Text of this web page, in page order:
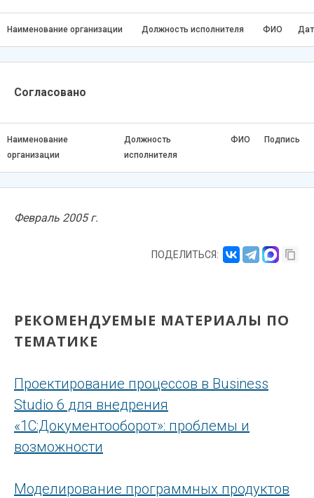
Наименование организации Должность исполнителя ФИО
Согласовано
Наименование
организации
Должность
исполнителя
ФИО Подпись
Февраль 2005 г.
ПОДЕЛИТЬСЯ:
РЕКОМЕНДУЕМЫЕ МАТЕРИАЛЫ ПО
ТЕМАТИКЕ
Проектирование процессов в Business
Studio 6 для внедрения
«1С:Документооборот»: проблемы и
возможности
Моделирование программных продуктов